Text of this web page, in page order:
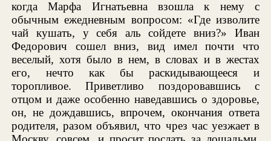
когда Марфа Игнатьевна взошла к нему с
обычным ежедневным вопросом: «Где изволите
чай кушать, у себя аль сойдете вниз?» Иван
Федорович сошел вниз, вид имел почти что
веселый, хотя было в нем, в словах и в жестах
его, нечто как бы раскидывающееся и
торопливое. Приветливо поздоровавшись с
отцом и даже особенно наведавшись о здоровье,
он, не дождавшись, впрочем, окончания ответа
родителя, разом объявил, что чрез час уезжает в